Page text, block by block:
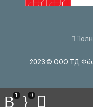
2023 © ООО ТД
1 0